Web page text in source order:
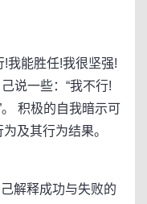
能胜任!我很坚强!
说一些：“我不行!
积极的自我暗示可
及其行为结果。
解释成功与失败的